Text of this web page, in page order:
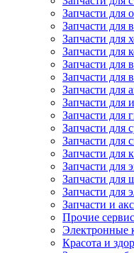
Запчасти для
Запчасти для
Запчасти для
Запчасти для
Запчасти для
Запчасти для
Запчасти для
Запчасти для
Запчасти для
Запчасти
Запчасти для
Запчасти для
Запчасти для
Запчасти
Запчасти для
Запчасти и
Прочие
Электронные
Красота и